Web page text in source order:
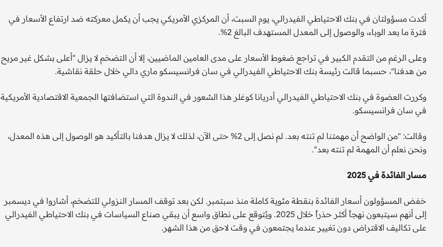
أكدت مسؤولتان في بنك الاحتياطي الفيدرالي، يوم السبت، أن المركزي الأمريكي يجب أن يكمل معركته ضد ارتفاع الأسعار في
فترة ما بعد الوباء، والوصول إلى المعدل المستهدف البالغ 2%.
وعلى الرغم من التقدم الكبير في تراجع ضغوط الأسعار على مدى العامين الماضيين، إلا أن التضخم لا يزال "أعلى بشكل غير مريح
من هدفنا"، حسبما قالت رئيسة بنك الاحتياطي الفيدرالي في سان فرانسيسكو ماري دالي خلال حلقة نقاشية.
وكررت العضوة في بنك الاحتياطي الفيدرالي أدريانا كوغلر هذا الشعور في الندوة التي استضافتها الجمعية الاقتصادية الأمريكية
في سان فرانسيسكو.
وقالت: "من الواضح أن مهمتنا لم تنته بعد. لم نصل إلى 2% حتى الآن، لذلك لا يزال هدفنا بالتأكيد هو الوصول إلى هذه المعدل،
ونحن نعلم أن المهمة لم تنته بعد".
مسار الفائدة في 2025
خفض المسؤولون أسعار الفائدة بنقطة مئوية كاملة منذ سبتمبر. لكن بعد توقف المسار النزولي للتضخم، أشاروا في ديسمبر
إلى أنهم سيتبعون نهجاً أكثر حذراً خلال 2025. ويُتوقع على نطاق واسع أن يبقي صناع السياسات في بنك الاحتياطي الفيدرالي
على تكاليف الاقتراض دون تغيير عندما يجتمعون في وقت لاحق من هذا الشهر.